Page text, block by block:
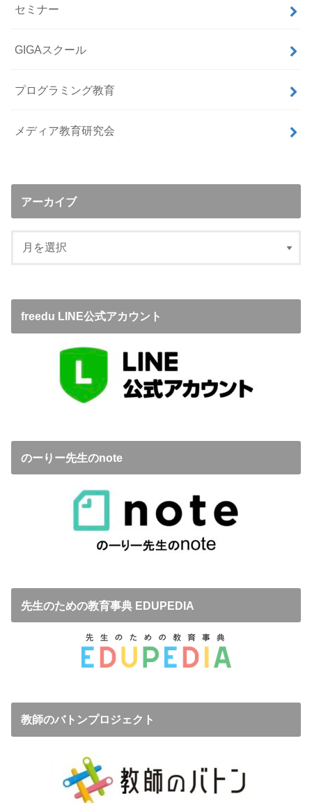
セミナー
GIGAスクール
プログラミング教育
メディア教育研究会
アーカイブ
freedu LINE公式アカウント
のーりー先生のnote
先生のための教育事典 EDUPEDIA
教師のバトンプロジェクト